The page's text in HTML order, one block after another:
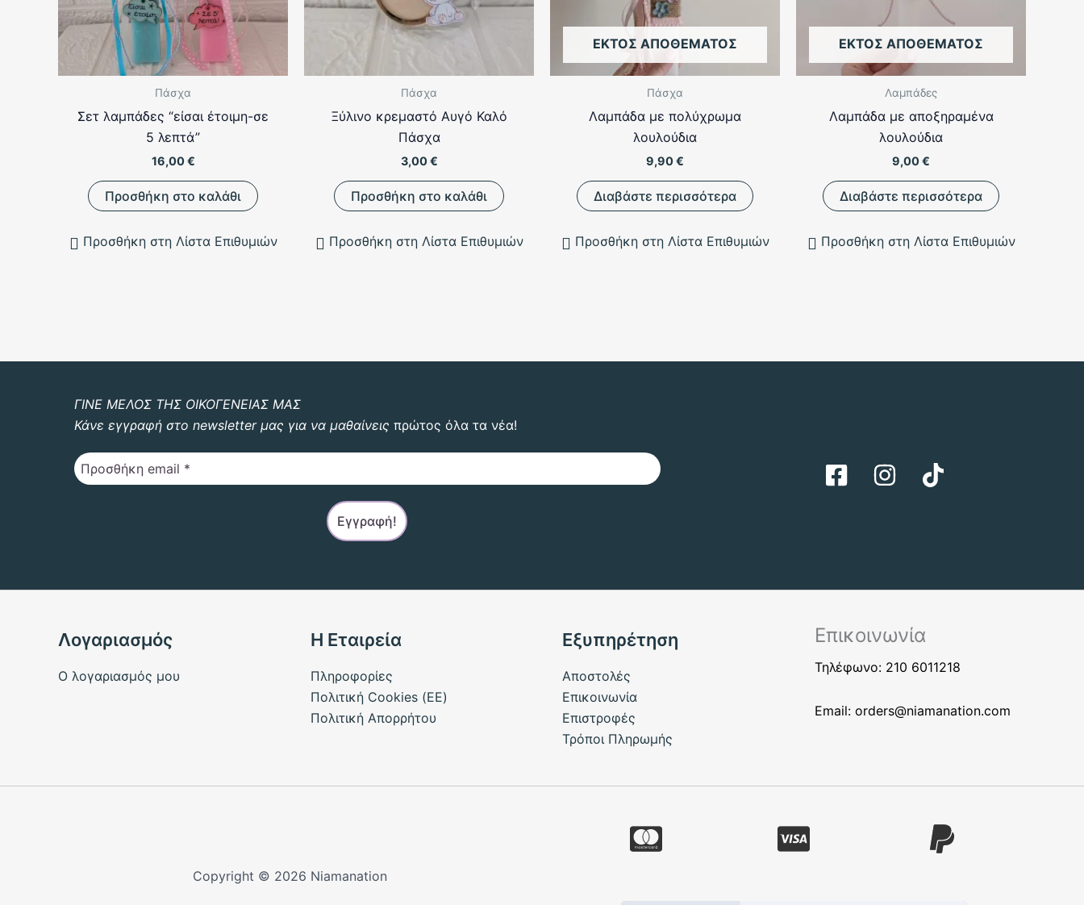
Πάσχα
Σετ λαμπάδες “είσαι έτοιμη-σε
5 λεπτά”
16,00€
Προσθήκη στο καλάθι
Προσθήκη στη Λίστα Επιθυμιών
Πάσχα
Ξύλινο κρεμαστό Αυγό Καλό
Πάσχα
3,00€
Προσθήκη στο καλάθι
Προσθήκη στη Λίστα Επιθυμιών
ΕΚΤΌΣ ΑΠΟΘΈΜΑΤΟΣ
Πάσχα
Λαμπάδα με πολύχρωμα
λουλούδια
9,90€
Διαβάστε περισσότερα
Προσθήκη στη Λίστα Επιθυμιών
ΕΚΤΌΣ ΑΠΟΘΈΜΑΤΟΣ
Λαμπάδες
Λαμπάδα με αποξηραμένα
λουλούδια
9,00€
Διαβάστε περισσότερα
Προσθήκη στη Λίστα Επιθυμιών
ΓΙΝΕ ΜΕΛΟΣ ΤΗΣ ΟΙΚΟΓΕΝΕΙΑΣ ΜΑΣ
Κάνε εγγραφή στο newsletter μας για να μαθαίνεις πρώτος όλα τα νέα!
Λογαριασμός
Ο λογαριασμός μου
Η Εταιρεία
Πληροφορίες
Πολιτική Cookies (ΕΕ)
Πολιτική Απορρήτου
Εξυπηρέτηση
Αποστολές
Επικοινωνία
Επιστροφές
Τρόποι Πληρωμής
Επικοινωνία
Τηλέφωνο: 210 6011218
Email:orders@niamanation.com
Copyright © 2026 Niamanation